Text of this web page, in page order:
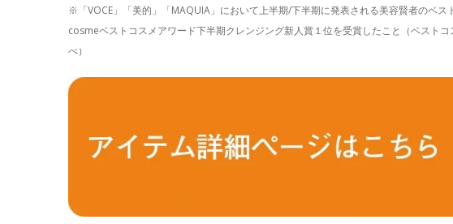
※「VOCE」「美的」「MAQUIA」において上半期/下半期に発表される美容賢者のベ
cosmeベストコスメアワード下半期クレンジング新人賞１位を受賞したこと（ベスト
べ）